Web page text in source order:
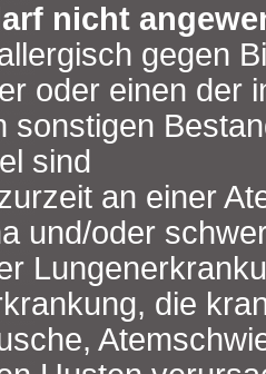
nicht
gegen
oder einen der
sonstigen
sind
an einer
und/oder
die